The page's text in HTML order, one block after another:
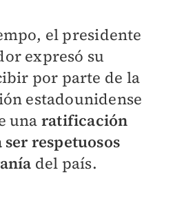
el presidente
expresó su
por parte de la
estadounidense
una ratificación
ser respetuosos
del país.